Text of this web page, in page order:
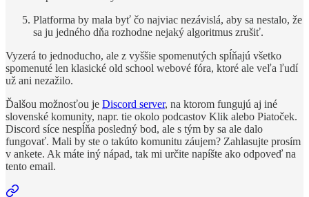
Platforma by mala byť čo najviac nezávislá, aby sa nestalo, že
sa ju jedného dňa rozhodne nejaký algoritmus zrušiť.
Vyzerá to jednoducho, ale z vyššie spomenutých spĺňajú všetko
spomenuté len klasické old school webové fóra, ktoré ale veľa ľudí
už ani nezažilo.
Ďalšou možnosťou je Discord server, na ktorom fungujú aj iné
slovenské komunity, napr. tie okolo podcastov Klik alebo Piatoček.
Discord síce nespĺňa posledný bod, ale s tým by sa ale dalo
fungovať. Mali by ste o takúto komunitu záujem? Zahlasujte prosím
v ankete. Ak máte iný nápad, tak mi určite napíšte ako odpoveď na
tento email.